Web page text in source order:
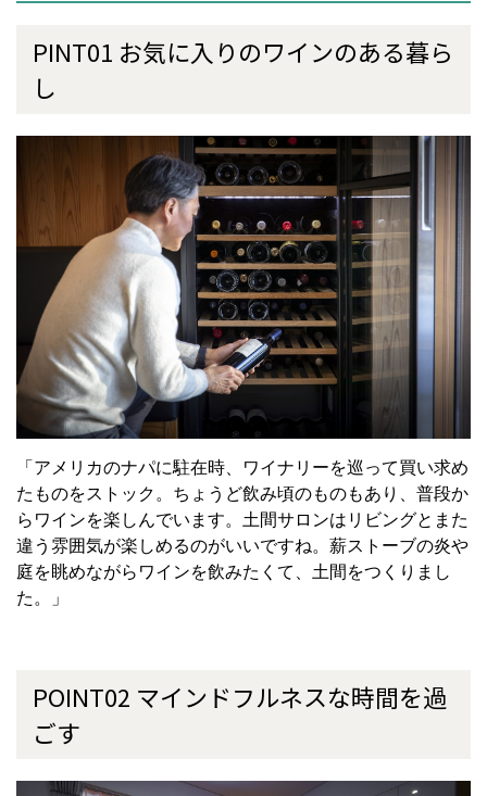
PINT01 お気に入りのワインのある暮ら
し
「アメリカのナパに駐在時、ワイナリーを巡って買い求め
たものをストック。ちょうど飲み頃のものもあり、普段か
らワインを楽しんでいます。土間サロンはリビングとまた
違う雰囲気が楽しめるのがいいですね。薪ストーブの炎や
庭を眺めながらワインを飲みたくて、土間をつくりまし
た。」
POINT02 マインドフルネスな時間を過
ごす